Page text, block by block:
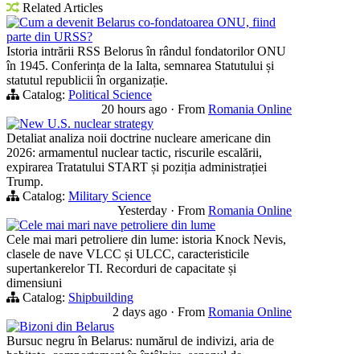
Related Articles
Cum a devenit Belarus co-fondatoarea ONU, fiind
parte din URSS?
Istoria intrării RSS Belorus în rândul fondatorilor ONU
în 1945. Conferința de la Ialta, semnarea Statutului și
statutul republicii în organizație.
Catalog: Political Science
20 hours ago · From Romania Online
New U.S. nuclear strategy
Detaliat analiza noii doctrine nucleare americane din
2026: armamentul nuclear tactic, riscurile escalării,
expirarea Tratatului START și poziția administrației
Trump.
Catalog: Military Science
Yesterday · From Romania Online
Cele mai mari nave petroliere din lume
Cele mai mari petroliere din lume: istoria Knock Nevis,
clasele de nave VLCC și ULCC, caracteristicile
supertankerelor TI. Recorduri de capacitate și
dimensiuni
Catalog: Shipbuilding
2 days ago · From Romania Online
Bizoni din Belarus
Bursuc negru în Belarus: numărul de indivizi, aria de